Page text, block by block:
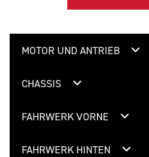
MOTOR UND ANTRIEB
CHASSIS
FAHRWERK VORNE
FAHRWERK HINTEN